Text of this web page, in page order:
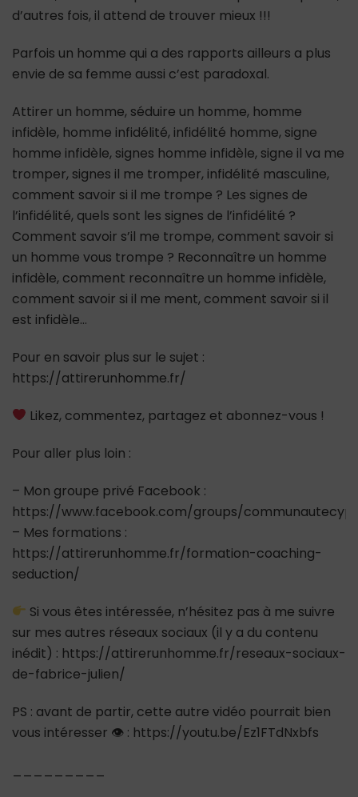
d’autres fois, il attend de trouver mieux !!!
Parfois un homme qui a des rapports ailleurs a plus
envie de sa femme aussi c’est paradoxal.
Attirer un homme, séduire un homme, homme
infidèle, homme infidélité, infidélité homme, signe
homme infidèle, signes homme infidèle, signe il va me
tromper, signes il me tromper, infidélité masculine,
comment savoir si il me trompe ? Les signes de
l’infidélité, quels sont les signes de l’infidélité ?
Comment savoir s’il me trompe, comment savoir si
un homme vous trompe ? Reconnaître un homme
infidèle, comment reconnaître un homme infidèle,
comment savoir si il me ment, comment savoir si il
est infidèle…
Pour en savoir plus sur le sujet :
https://attirerunhomme.fr/
Likez, commentez, partagez et abonnez-vous !
Pour aller plus loin :
– Mon groupe privé Facebook :
https://www.facebook.com/groups/
– Mes formations :
https://attirerunhomme.fr/formation-coaching-
seduction/
Si vous êtes intéressée, n’hésitez pas à me suivre
sur mes autres réseaux sociaux (il y a du contenu
inédit) : https://attirerunhomme.fr/reseaux-sociaux-
de-fabrice-julien/
PS : avant de partir, cette autre vidéo pourrait bien
vous intéresser 👁 : https://youtu.be/Ez1FTdNxbfs